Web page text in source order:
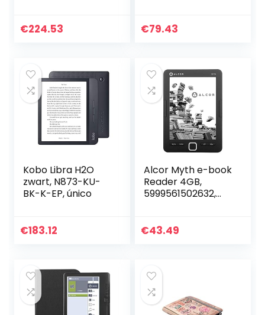
€224.53 €79.43
Kobo Libra H2O
zwart, N873-KU-
BK-K-EP, único
€183.12
Alcor Myth e-book
Reader 4GB,
5999561502632,
€43.49